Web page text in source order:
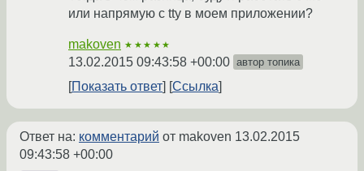
или напрямую с tty в моем приложении?
makoven ★★★★★
13.02.2015 09:43:58 +00:00 автор топика
Показать ответ Ссылка
Ответ на: комментарий от makoven 13.02.2015
09:43:58 +00:00